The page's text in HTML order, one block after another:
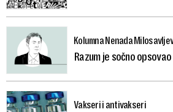
Kolumna Nenada
Razum je sočno
Vakseri i antivakseri